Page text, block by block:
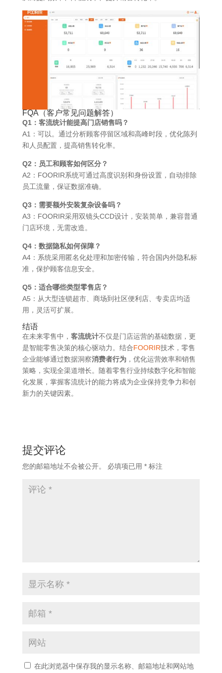
FQA（客户常见问题解答）
Q1：客流统计能提高门店销售吗？
A1：可以。通过分析顾客停留区域和高峰时段，优化陈列
和人员配置，提高销售转化率。
Q2：员工和顾客如何区分？
A2：FOORIR系统可通过高度识别和身份设置，自动排除
员工流量，保证数据准确。
Q3：需要额外安装复杂设备吗？
A3：FOORIR采用双镜头CCD设计，安装简单，兼容普通
门店环境，无需改造。
Q4：数据隐私如何保障？
A4：系统采用匿名化处理和加密传输，符合国内外隐私标
准，保护顾客信息安全。
Q5：适合哪些类型零售店？
A5：从大型连锁超市、商场到社区便利店、专卖店均适
用，灵活可扩展。
结语
在未来零售中， 客流统计不仅是门店运营的基础数据，更
是智能零售决策的核心驱动力。结合FOORIR技术，零售
企业能够通过数据洞察消费者行为，优化运营效率和销售
策略，实现全渠道增长。随着零售行业持续数字化和智能
化发展，掌握客流统计的能力将成为企业保持竞争力和创
新力的关键因素。
提交评论
您的邮箱地址不会被公开。 必填项已用 *标注
在此浏览器中保存我的显示名称、邮箱地址和网站地